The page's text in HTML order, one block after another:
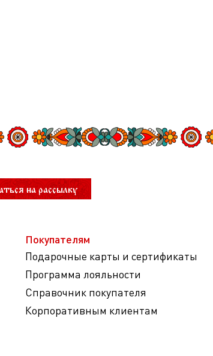
на рассылку
Покупателям
Подарочные карты и сертификаты
Программа лояльности
Справочник покупателя
Корпоративным клиентам